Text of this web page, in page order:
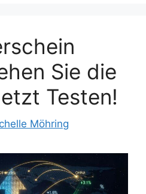
Sie die
Testen!
Möhring